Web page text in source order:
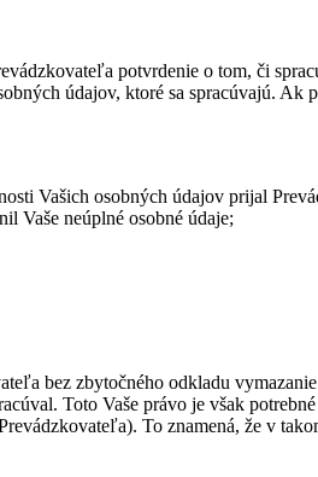
potvrdenie o tom, či
údajov, ktoré sa spracúvajú.
Vašich osobných údajov prijal
Vaše neúplné osobné údaje;
bez zbytočného odkladu
Toto Vaše právo je však
To znamená, že v